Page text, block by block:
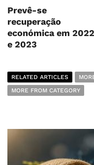
Prevê-se
recuperação
económica em 2022
e 2023
RELATED ARTICLES
MORE FROM CATEGORY